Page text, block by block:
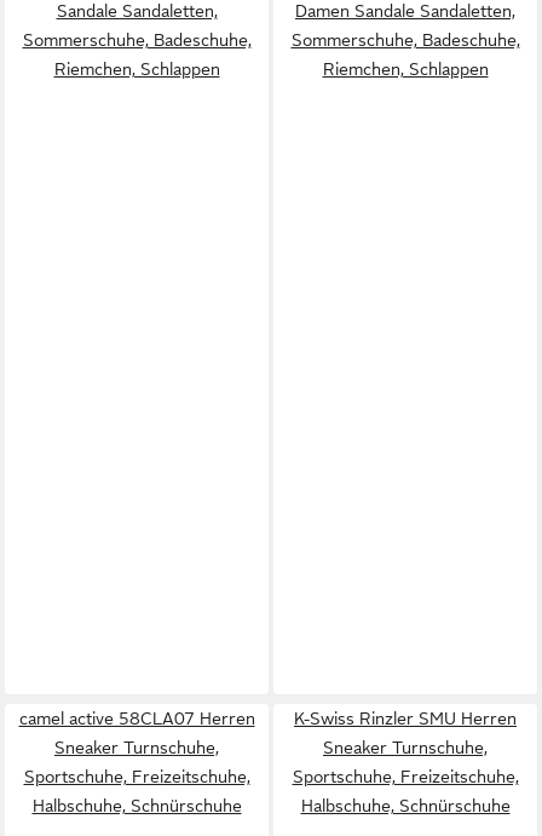
Sandale Sandaletten,
Sommerschuhe, Badeschuhe,
Riemchen, Schlappen
Damen Sandale Sandaletten,
Sommerschuhe, Badeschuhe,
Riemchen, Schlappen
camel active 58CLA07 Herren
Sneaker Turnschuhe,
Sportschuhe, Freizeitschuhe,
Halbschuhe, Schnürschuhe
K-Swiss Rinzler SMU Herren
Sneaker Turnschuhe,
Sportschuhe, Freizeitschuhe,
Halbschuhe, Schnürschuhe